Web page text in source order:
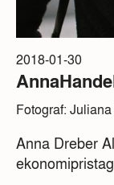
2018-01-30
Fotograf:
Anna Dreber